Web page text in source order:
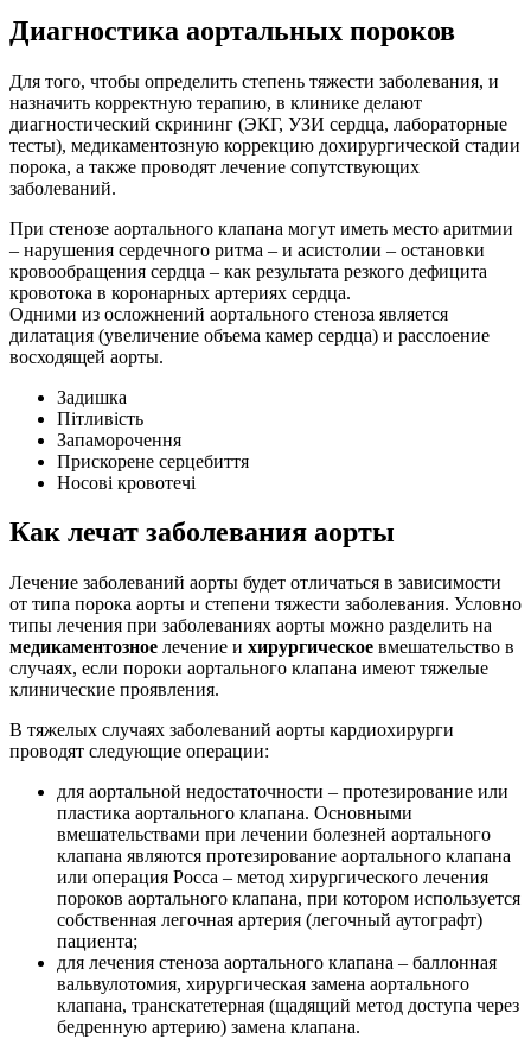
Диагностика аортальных пороков
Для того, чтобы определить степень тяжести заболевания, и
назначить корректную терапию, в клинике делают
диагностический скрининг (ЭКГ, УЗИ сердца, лабораторные
тесты), медикаментозную коррекцию дохирургической стадии
порока, а также проводят лечение сопутствующих
заболеваний.
При стенозе аортального клапана могут иметь место аритмии
– нарушения сердечного ритма – и асистолии – остановки
кровообращения сердца – как результата резкого дефицита
кровотока в коронарных артериях сердца.
Одними из осложнений аортального стеноза является
дилатация (увеличение объема камер сердца) и расслоение
восходящей аорты.
Задишка
Пітливість
Запаморочення
Прискорене серцебиття
Носові кровотечі
Как лечат заболевания аорты
Лечение заболеваний аорты будет отличаться в зависимости
от типа порока аорты и степени тяжести заболевания. Условно
типы лечения при заболеваниях аорты можно разделить на
медикаментозное лечение и хирургическое вмешательство в
случаях, если пороки аортального клапана имеют тяжелые
клинические проявления.
В тяжелых случаях заболеваний аорты кардиохирурги
проводят следующие операции:
для аортальной недостаточности – протезирование или
пластика аортального клапана. Основными
вмешательствами при лечении болезней аортального
клапана являются протезирование аортального клапана
или операция Росса – метод хирургического лечения
пороков аортального клапана, при котором используется
собственная легочная артерия (легочный аутографт)
пациента;
для лечения стеноза аортального клапана – баллонная
вальвулотомия, хирургическая замена аортального
клапана, транскатетерная (щадящий метод доступа через
бедренную артерию) замена клапана.